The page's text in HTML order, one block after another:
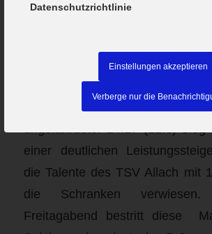
Datenschutzrichtlinie
Einstellungen akzeptieren
Verberge nur die
helfen sie der schönen
Der erste Auftritt in Allach
Regensburg verlief trotz
Einzelspieler zäh, wenn
einer deutlichen
die Talente des TSV Allach mit
die Schranken
Freitagabend bestritt diese